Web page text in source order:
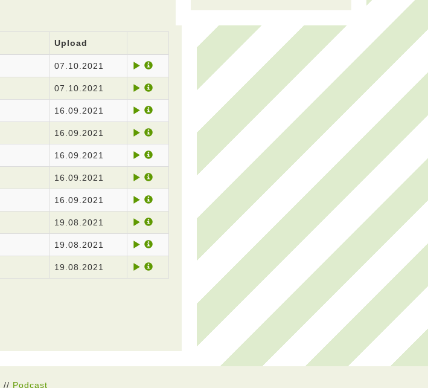
Upload
07.10.2021
07.10.2021
16.09.2021
16.09.2021
16.09.2021
16.09.2021
16.09.2021
19.08.2021
19.08.2021
19.08.2021
// Podcast